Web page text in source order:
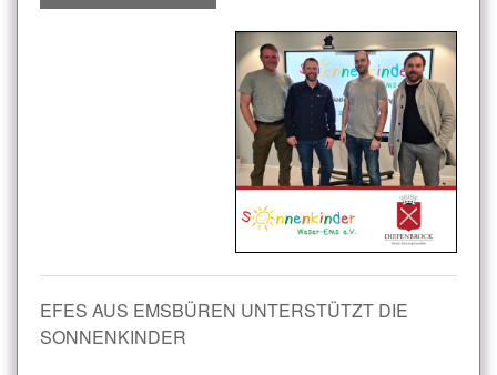
EFES AUS EMSBÜREN UNTERSTÜTZT DIE
SONNENKINDER